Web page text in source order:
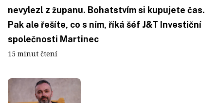
nevylezl z županu. Bohatstvím si kupujete čas.
Pak ale řešíte, co s ním, říká šéf J&T Investiční
společnosti Martinec
15 minut čtení